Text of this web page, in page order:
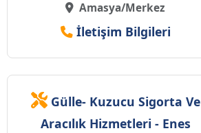
Amasya/Merkez
İletişim Bilgileri
Gülle- Kuzucu Sigorta Ve
Aracılık Hizmetleri - Enes